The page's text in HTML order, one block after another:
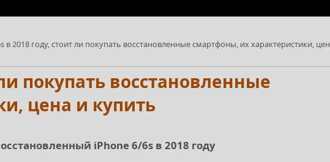
в 2018 году, стоит ли покупать восстановленные смартфоны, их характеристики,
покупать восстановленные
цена и купить
iPhone 6/6s в 2018 году